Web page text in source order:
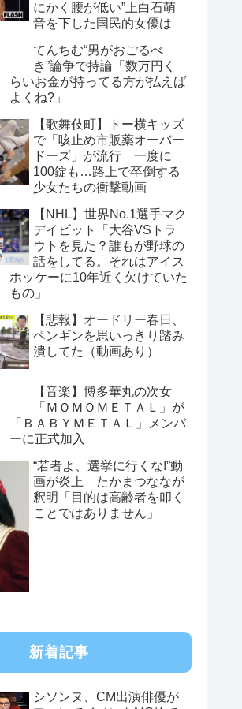
にかく腰が低い”上白石萌
音を下した国民的女優は
てんちむ“男がおごるべ
き”論争で持論「数万円く
らいお金が持ってる方が払えば
よくね?」
【歌舞伎町】トー横キッズ
で「咳止め市販薬オーバー
ドーズ」が流行 一度に
100錠も…路上で卒倒する
少女たちの衝撃動画
【NHL】世界No.1選手マク
デイビット「大谷VSトラ
ウトを見た？誰もが野球の
話をしてる。それはアイス
ホッケーに10年近く欠けていた
もの」
【悲報】オードリー春日、
ペンギンを思いっきり踏み
潰してた（動画あり）
【音楽】博多華丸の次女
「ＭＯＭＯＭＥＴＡＬ」が
「ＢＡＢＹＭＥＴＡＬ」メンバ
ーに正式加入
“若者よ、選挙に行くな!”動
画が炎上 たかまつななが
釈明「目的は高齢者を叩く
ことではありません」
新着記事
シソンヌ、CM出演俳優が